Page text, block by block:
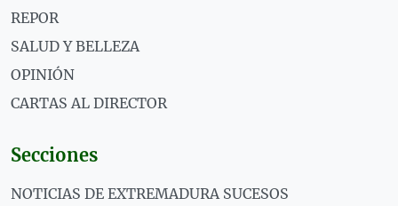
REPOR
SALUD Y BELLEZA
OPINIÓN
CARTAS AL DIRECTOR
Secciones
NOTICIAS DE EXTREMADURA SUCESOS